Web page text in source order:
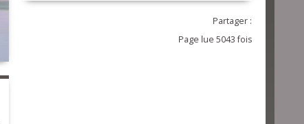
Partager :
Page lue 5043 fois